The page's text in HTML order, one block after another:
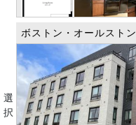
選
択
ボストン・オールスト